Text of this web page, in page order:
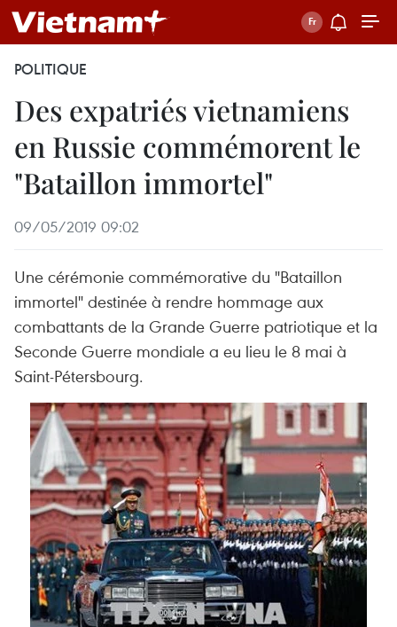
POLITIQUE
Des expatriés vietnamiens
en Russie commémorent le
"Bataillon immortel"
09/05/2019 09:02
Une cérémonie commémorative du "Bataillon
immortel" destinée à rendre hommage aux
combattants de la Grande Guerre patriotique et la
Seconde Guerre mondiale a eu lieu le 8 mai à
Saint-Pétersbourg.